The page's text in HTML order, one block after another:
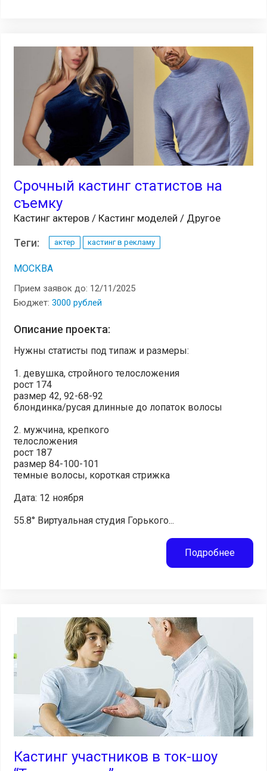
Срочный кастинг статистов на
съемку
Кастинг актеров / Кастинг моделей / Другое
Теги: актер кастинг в рекламу
МОСКВА
Прием заявок до: 12/11/2025
Бюджет: 3000 рублей
Описание проекта:
Нужны статисты под типаж и размеры:
1. девушка, стройного телосложения
рост 174
размер 42, 92-68-92
блондинка/русая длинные до лопаток волосы
2. мужчина, крепкого
телосложения
рост 187
размер 84-100-101
темные волосы, короткая стрижка
Дата: 12 ноября
55.8° Виртуальная студия Горького...
Подробнее
Кастинг участников в ток-шоу